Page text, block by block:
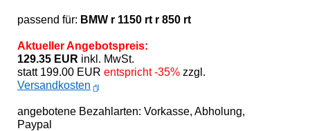
passend für: BMW r 1150 rt r 850 rt
Aktueller Angebotspreis:
129.35 EUR inkl. MwSt.
statt 199.00 EUR entspricht -35% zzgl.
Versandkosten
angebotene Bezahlarten: Vorkasse, Abholung,
Paypal